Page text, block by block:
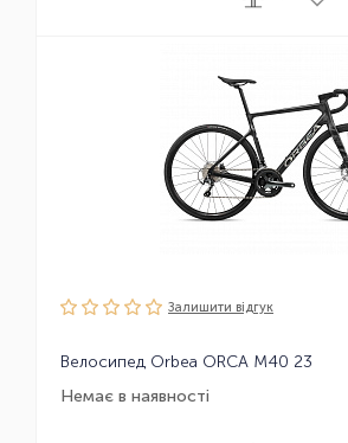
Залишити вiдгук
Велосипед Orbea ORCA M40 23
Немає в наявності